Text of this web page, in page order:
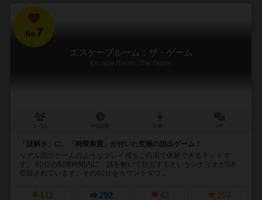
No.7
エスケープルーム：ザ・ゲーム
Escape Room: The Game
「謎解き」に、「時限装置」が付いた究極の脱出ゲーム！
リアル脱出ゲームのようなプレイ感をご自宅で体験できるキットで
す。 60分の制限時間内に、謎を解いて脱出するというシナリオが3本
収録されています。その60分をカウントダウ...
111 292 42 257